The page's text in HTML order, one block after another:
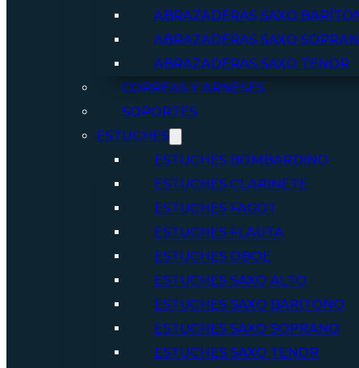
ABRAZADERAS SAXO
ABRAZADERAS SAXO
ABRAZADERAS SAXO TENOR
CORREAS Y ARNESES
SOPORTES
ESTUCHES
ESTUCHES BOMBARDINO
ESTUCHES CLARINETE
ESTUCHES FAGOT
ESTUCHES FLAUTA
ESTUCHES OBOE
ESTUCHES SAXO ALTO
ESTUCHES SAXO BARITONO
ESTUCHES SAXO SOPRANO
ESTUCHES SAXO TENOR